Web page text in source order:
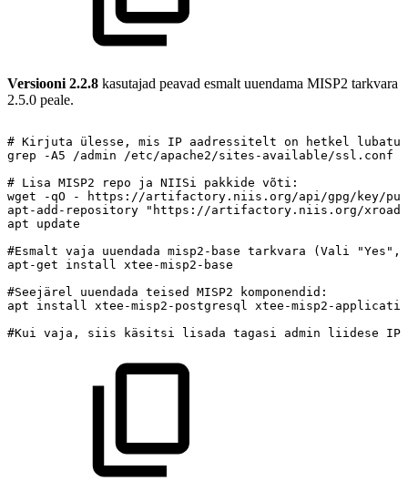
Versiooni 2.2.8 kasutajad peavad esmalt uuendama MISP2 tarkvara
2.5.0 peale.
# Kirjuta ülesse, mis IP aadressitelt on hetkel
lubatud
grep
-A5 /admin
/etc/apache2/sites-available/ssl.conf
# Lisa MISP2 repo ja NIISi pakkide võti:
wget
-qO -
https://artifactory.niis.org/api/gpg/key/
apt-add-repository
"https://artifactory.niis.org/xroad-
apt
update
#Esmalt vaja uuendada misp2-base tarkvara (Vali
"Yes",
apt-get
install
xtee-misp2-base
#Seejärel
uuendada teised MISP2
komponendid:
apt
install xtee-misp2-postgresql
xtee-misp2-
#Kui
vaja, siis käsitsi lisada tagasi admin liidese IP